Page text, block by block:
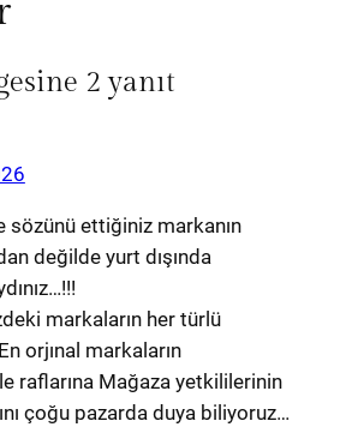
2 yanıt
sözünü ettiğiniz markanın
değilde yurt dışında
markaların her türlü
orjınal markaların
raflarına Mağaza yetkililerinin
çoğu pazarda duya biliyoruz…